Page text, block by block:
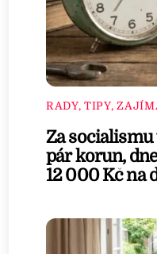
RADY, TIPY,
Za socialismu
pár korun,
12 000 Kč na